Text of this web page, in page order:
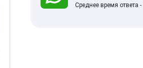
Среднее время ответа